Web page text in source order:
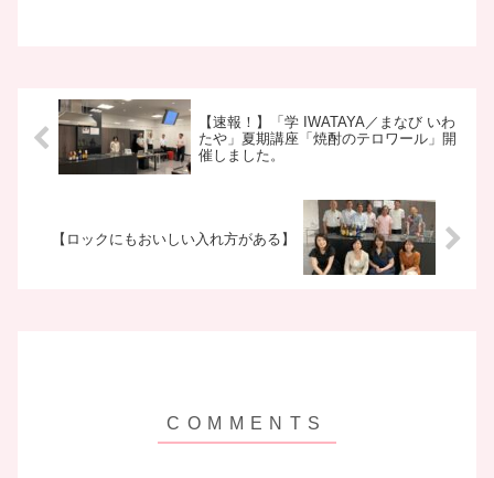
【速報！】「学 IWATAYA／まなび いわ
たや」夏期講座「焼酎のテロワール」開
催しました。
【ロックにもおいしい入れ方がある】